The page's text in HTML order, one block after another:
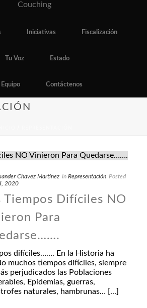
Iniciativas Fiscalización
Tu Voz Estado
Equipo Contáctenos
Chavez Martinez In Representación Posted
2020
Tiempos Difíciles NO
Para
difíciles……. En la Historia ha
muchos tiempos difíciles, siempre
perjudicados las Poblaciones
Epidemias, guerras,
naturales, hambrunas… [...]